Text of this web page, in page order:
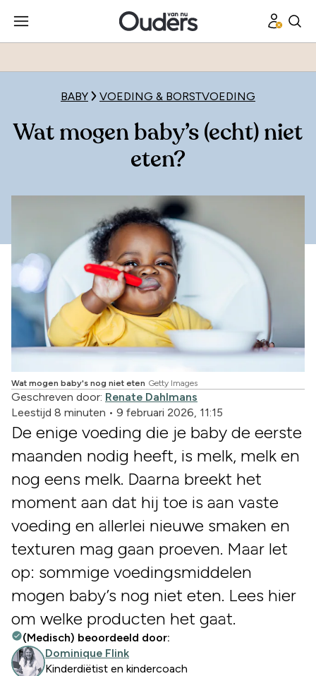
BABY VOEDING & BORSTVOEDING
Wat mogen baby’s (echt) niet
eten?
Wat mogen baby's nog niet eten Getty Images
Geschreven door: Renate Dahlmans
Leestijd 8 minuten • 9 februari 2026, 11:15
De enige voeding die je baby de eerste
maanden nodig heeft, is melk, melk en
nog eens melk. Daarna breekt het
moment aan dat hij toe is aan vaste
voeding en allerlei nieuwe smaken en
texturen mag gaan proeven. Maar let
op: sommige voedingsmiddelen
mogen baby’s nog niet eten. Lees hier
om welke producten het gaat.
(Medisch) beoordeeld door:
Dominique Flink
Kinderdiëtist en kindercoach